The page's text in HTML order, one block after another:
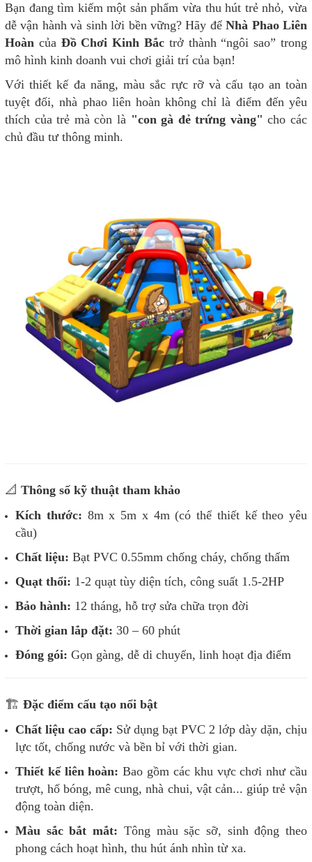
Bạn đang tìm kiếm một sản phẩm vừa thu hút trẻ nhỏ, vừa
dễ vận hành và sinh lời bền vững? Hãy đểNhà Phao Liên
Hoàn của Đồ Chơi Kinh Bắc trở thành “ngôi sao” trong
mô hình kinh doanh vui chơi giải trí của bạn!
Với thiết kế đa năng, màu sắc rực rỡ và cấu tạo an toàn
tuyệt đối, nhà phao liên hoàn không chỉ là điểm đến yêu
thích của trẻ mà còn là "con gà đẻ trứng vàng" cho các
chủ đầu tư thông minh.
📐 Thông số kỹ thuật tham khảo
Kích thước: 8m x 5m x 4m (có thể thiết kế theo yêu
cầu)
Chất liệu: Bạt PVC 0.55mm chống cháy, chống thấm
Quạt thổi: 1-2 quạt tùy diện tích, công suất 1.5-2HP
Bảo hành: 12 tháng, hỗ trợ sửa chữa trọn đời
Thời gian lắp đặt: 30 – 60 phút
Đóng gói: Gọn gàng, dễ di chuyển, linh hoạt địa điểm
🏗️ Đặc điểm cấu tạo nổi bật
Chất liệu cao cấp: Sử dụng bạt PVC 2 lớp dày dặn, chịu
lực tốt, chống nước và bền bỉ với thời gian.
Thiết kế liên hoàn: Bao gồm các khu vực chơi như cầu
trượt, hố bóng, mê cung, nhà chui, vật cản... giúp trẻ vận
động toàn diện.
Màu sắc bắt mắt: Tông màu sặc sỡ, sinh động theo
phong cách hoạt hình, thu hút ánh nhìn từ xa.